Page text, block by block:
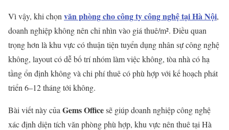
Vì vậy, khi chọn văn phòng cho công ty công nghệ tại Hà Nội,
doanh nghiệp không nên chỉ nhìn vào giá thuê/m². Điều quan
trọng hơn là khu vực có thuận tiện tuyển dụng nhân sự công nghệ
không, layout có dễ bố trí nhóm làm việc không, tòa nhà có hạ
tầng ổn định không và chi phí thuê có phù hợp với kế hoạch phát
triển 6–12 tháng tới không.
Bài viết này của Gems Officesẽ giúp doanh nghiệp công nghệ
xác định diện tích văn phòng phù hợp, khu vực nên thuê tại Hà